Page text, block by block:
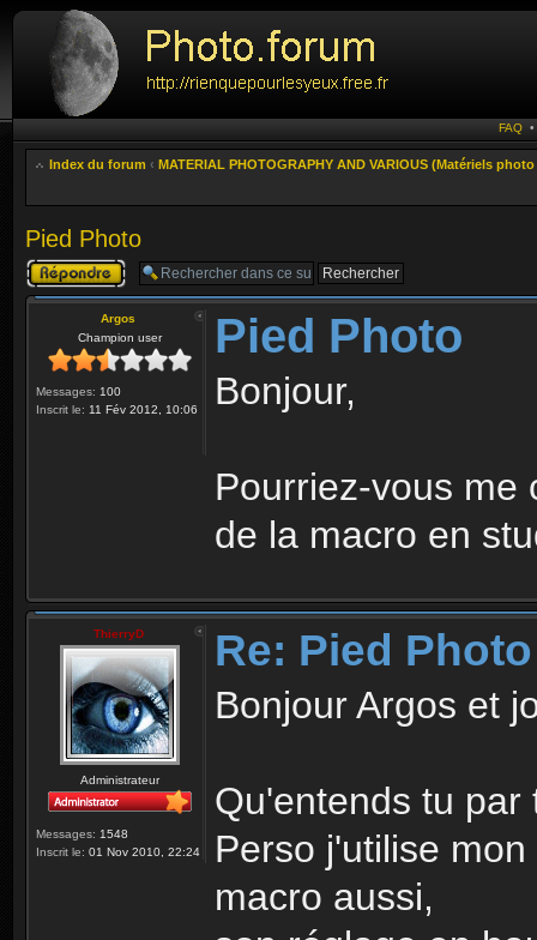
FAQ
Index du forum ‹ MATERIAL PHOTOGRAPHY AND VARIOUS (Matériels
Pied Photo
Publier une
réponse
Argos
Champion user
Messages: 100
Inscrit le: 11 Fév 2012, 10:06
Pied Photo
Bonjour,
Pourriez-vous me
de la macro en
ThierryD
Administrateur
Messages: 1548
Inscrit le: 01 Nov 2010, 22:24
Re: Pied Photo
Bonjour Argos et
Qu'entends tu
Perso j'utilise
macro aussi,